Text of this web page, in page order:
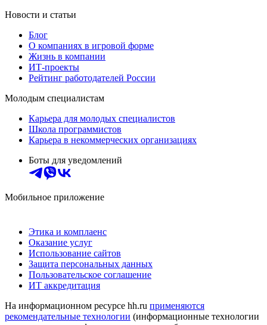
Новости и статьи
Блог
О компаниях в игровой форме
Жизнь в компании
ИТ-проекты
Рейтинг работодателей России
Молодым специалистам
Карьера для молодых специалистов
Школа программистов
Карьера в некоммерческих организациях
Боты для уведомлений
Мобильное приложение
Этика и комплаенс
Оказание услуг
Использование сайтов
Защита персональных данных
Пользовательское соглашение
ИТ аккредитация
На информационном ресурсе hh.ru применяются
рекомендательные технологии (информационные технологии